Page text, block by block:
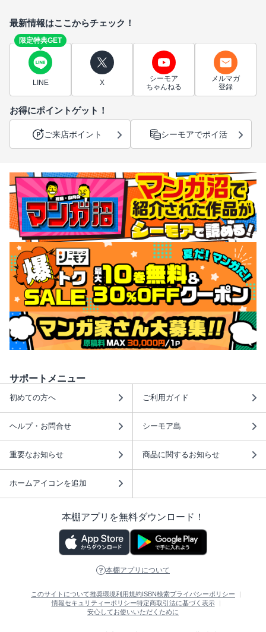
最新情報はここからチェック！
限定特典GET
LINE X
シーモア
ちゃんねる
メルマガ
登録
お得にポイントゲット！
ご来店ポイント シーモアでポイ活
サポートメニュー
初めての方へ ご利用ガイド
ヘルプ・お問合せ シーモア島
重要なお知らせ 商品に関するお知らせ
ホームアイコンを追加
本棚アプリを無料ダウンロード！
本棚アプリについて
このサイトについて推奨環境利用規約 ISBN検索プライバシーポリシー
情報セキュリティーポリシー特定商取引法に基づく表示
安心してお使いいただくために